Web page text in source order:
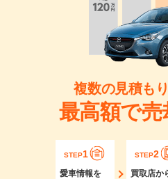
複数の見積も
最高額で
STEP1
愛車情報を
STEP2
買取店か